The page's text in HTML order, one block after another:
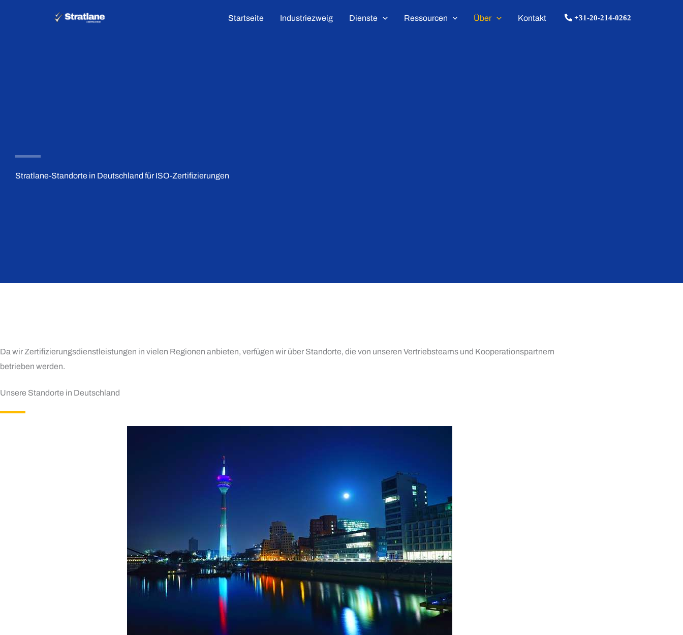
Startseite Industriezweig Dienste Ressourcen Über Kontakt +31-20-214-0262
Stratlane-Standorte in Deutschland für ISO-Zertifizierungen
Da wir Zertifizierungsdienstleistungen in vielen Regionen anbieten, verfügen wir über Standorte, die von unseren Vertriebsteams und Kooperationspartnern
betrieben werden.
Unsere Standorte in Deutschland